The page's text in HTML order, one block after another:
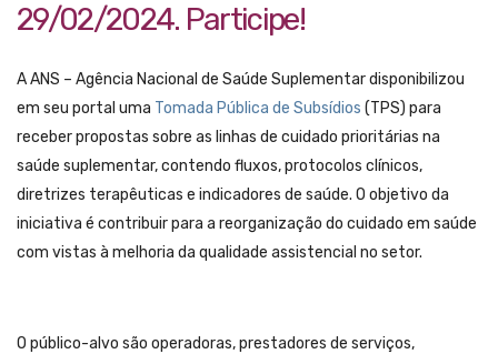
29/02/2024. Participe!
A ANS – Agência Nacional de Saúde Suplementar disponibilizou
em seu portal uma Tomada Pública de Subsídios (TPS) para
receber propostas sobre as linhas de cuidado prioritárias na
saúde suplementar, contendo fluxos, protocolos clínicos,
diretrizes terapêuticas e indicadores de saúde. O objetivo da
iniciativa é contribuir para a reorganização do cuidado em saúde
com vistas à melhoria da qualidade assistencial no setor.
O público-alvo são operadoras, prestadores de serviços,